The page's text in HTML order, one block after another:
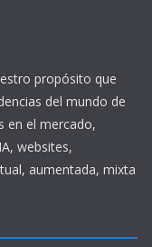
propósito que
del mundo de
en el mercado,
websites,
aumentada, mixta